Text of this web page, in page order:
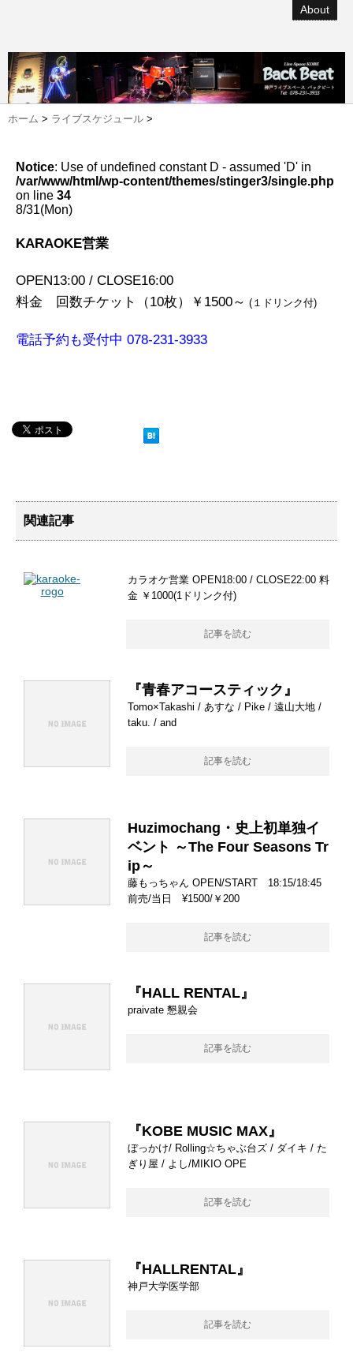
About
ホーム > ライブスケジュール >
Notice: Use of undefined constant D - assumed 'D' in
/var/www/html/wp-content/themes/stinger3/single.php
on line 34
8/31(Mon)
KARAOKE営業
OPEN13:00 / CLOSE16:00
料金 回数チケット（10枚）￥1500～ (１ドリンク付)
電話予約も受付中 078-231-3933
関連記事
カラオケ営業 OPEN18:00 / CLOSE22:00 料
金 ￥1000(1ドリンク付)
記事を読む
『青春アコースティック』
Tomo×Takashi / あすな / Pike / 遠山大地 /
taku. / and
記事を読む
Huzimochang・史上初単独イ
ベント ～The Four Seasons Tr
ip～
藤もっちゃん OPEN/START 18:15/18:45
前売/当日 ¥1500/￥200
記事を読む
『HALL RENTAL』
praivate 懇親会
記事を読む
『KOBE MUSIC MAX』
ぼっかけ/ Rolling☆ちゃぶ台ズ / ダイキ / た
ぎり屋 / よし/MIKIO OPE
記事を読む
『HALLRENTAL』
神戸大学医学部
記事を読む